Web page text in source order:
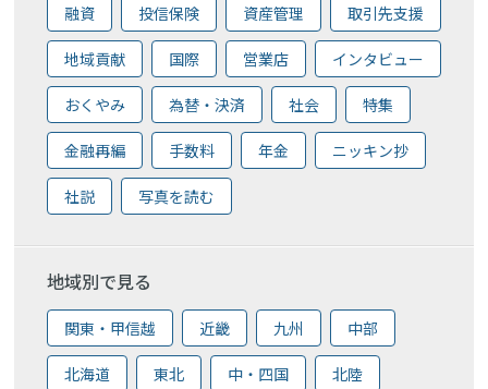
融資 投信保険 資産管理 取引先支援
地域貢献 国際 営業店 インタビュー
おくやみ 為替・決済 社会 特集
金融再編 手数料 年金 ニッキン抄
社説 写真を読む
地域別で見る
関東・甲信越 近畿 九州 中部
北海道 東北 中・四国 北陸